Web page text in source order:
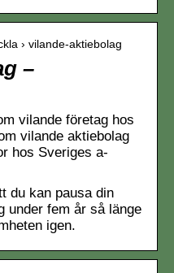
› vilande-aktiebolag
–
vilande företag hos
vilande aktiebolag
hos Sveriges a-
du kan pausa din
under fem år så länge
igen.